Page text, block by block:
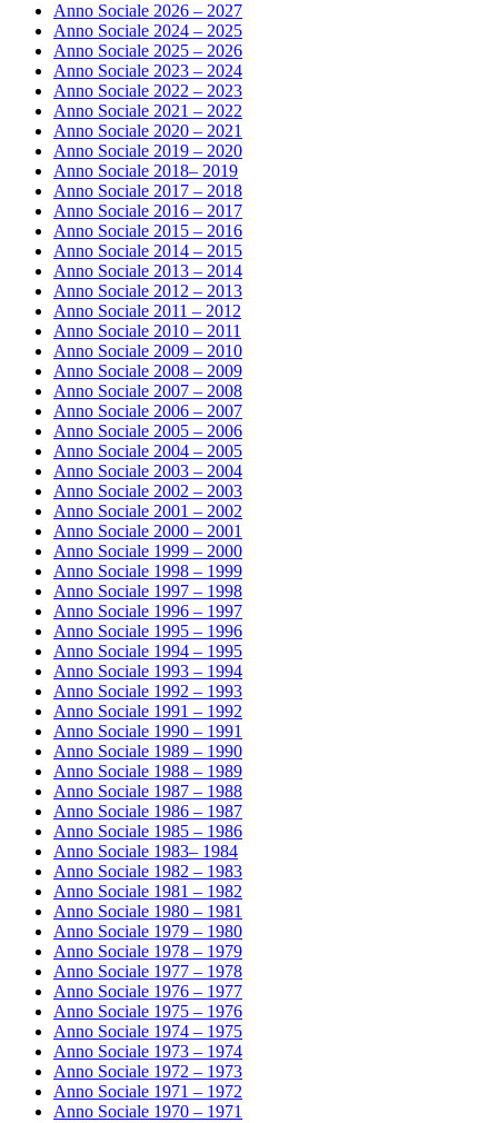
Anno Sociale 2026 – 2027
Anno Sociale 2024 – 2025
Anno Sociale 2025 – 2026
Anno Sociale 2023 – 2024
Anno Sociale 2022 – 2023
Anno Sociale 2021 – 2022
Anno Sociale 2020 – 2021
Anno Sociale 2019 – 2020
Anno Sociale 2018– 2019
Anno Sociale 2017 – 2018
Anno Sociale 2016 – 2017
Anno Sociale 2015 – 2016
Anno Sociale 2014 – 2015
Anno Sociale 2013 – 2014
Anno Sociale 2012 – 2013
Anno Sociale 2011 – 2012
Anno Sociale 2010 – 2011
Anno Sociale 2009 – 2010
Anno Sociale 2008 – 2009
Anno Sociale 2007 – 2008
Anno Sociale 2006 – 2007
Anno Sociale 2005 – 2006
Anno Sociale 2004 – 2005
Anno Sociale 2003 – 2004
Anno Sociale 2002 – 2003
Anno Sociale 2001 – 2002
Anno Sociale 2000 – 2001
Anno Sociale 1999 – 2000
Anno Sociale 1998 – 1999
Anno Sociale 1997 – 1998
Anno Sociale 1996 – 1997
Anno Sociale 1995 – 1996
Anno Sociale 1994 – 1995
Anno Sociale 1993 – 1994
Anno Sociale 1992 – 1993
Anno Sociale 1991 – 1992
Anno Sociale 1990 – 1991
Anno Sociale 1989 – 1990
Anno Sociale 1988 – 1989
Anno Sociale 1987 – 1988
Anno Sociale 1986 – 1987
Anno Sociale 1985 – 1986
Anno Sociale 1983– 1984
Anno Sociale 1982 – 1983
Anno Sociale 1981 – 1982
Anno Sociale 1980 – 1981
Anno Sociale 1979 – 1980
Anno Sociale 1978 – 1979
Anno Sociale 1977 – 1978
Anno Sociale 1976 – 1977
Anno Sociale 1975 – 1976
Anno Sociale 1974 – 1975
Anno Sociale 1973 – 1974
Anno Sociale 1972 – 1973
Anno Sociale 1971 – 1972
Anno Sociale 1970 – 1971